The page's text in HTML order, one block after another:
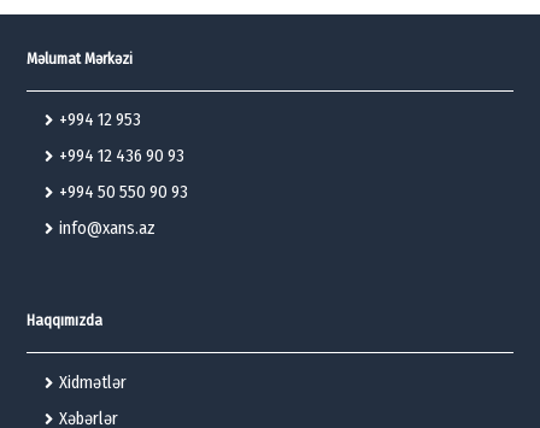
Məlumat Mərkəzi
+994 12 953
+994 12 436 90 93
+994 50 550 90 93
info@xans.az
Haqqımızda
Xidmətlər
Xəbərlər